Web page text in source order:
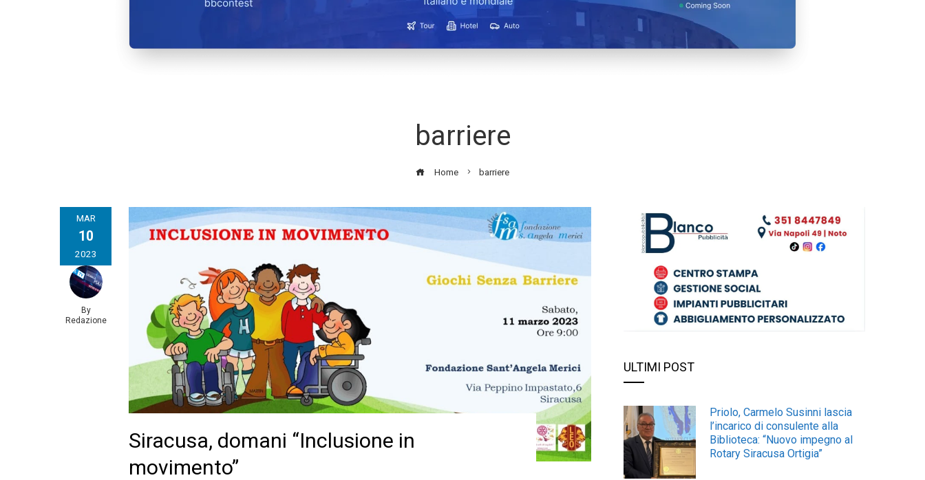
barriere
Home barriere
MAR
10
2023
By
Redazione
Siracusa, domani “Inclusione in
movimento”
ULTIMI POST
Priolo, Carmelo Susinni lascia
l’incarico di consulente alla
Biblioteca: “Nuovo impegno al
Rotary Siracusa Ortigia”